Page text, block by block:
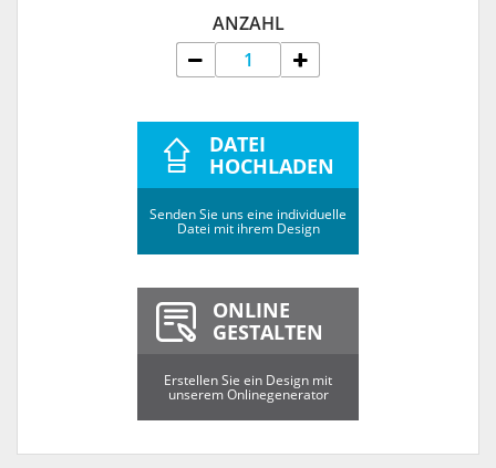
ANZAHL
DATEI
HOCHLADEN
Senden Sie uns eine individuelle
Datei mit ihrem Design
ONLINE
GESTALTEN
Erstellen Sie ein Design mit
unserem Onlinegenerator